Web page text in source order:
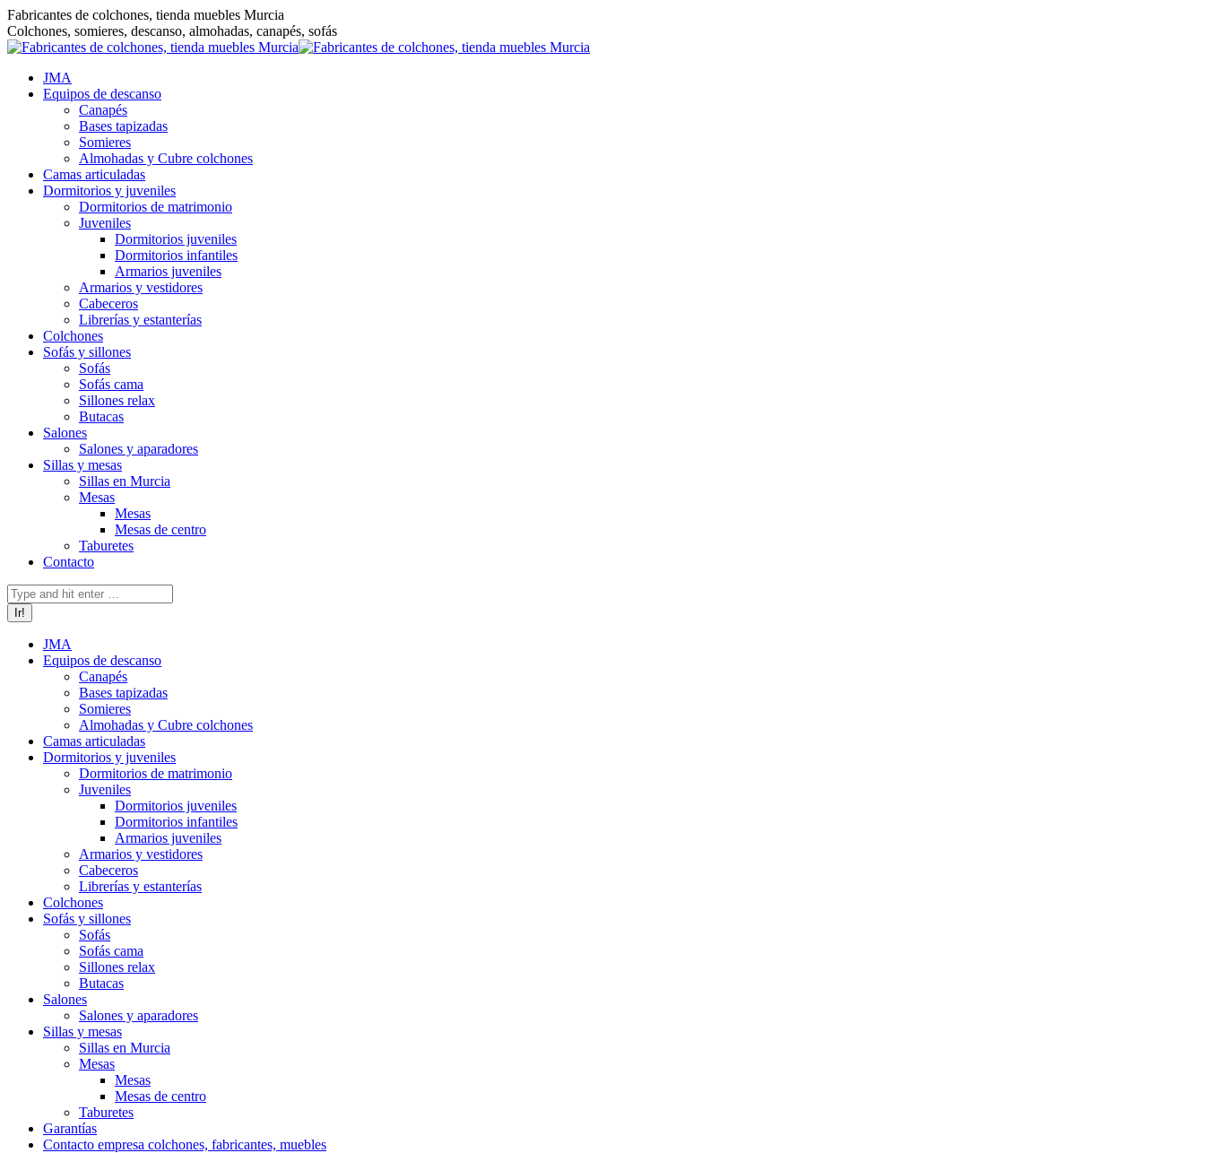
Saltar
al
contenido
Fabricantes de colchones, tienda muebles Murcia
Colchones, somieres, descanso, almohadas, canapés, sofás
JMA
Equipos de descanso
Canapés
Bases tapizadas
Somieres
Almohadas y Cubre colchones
Camas articuladas
Dormitorios y juveniles
Dormitorios de matrimonio
Juveniles
Dormitorios juveniles
Dormitorios infantiles
Armarios juveniles
Armarios y vestidores
Cabeceros
Librerías y estanterías
Colchones
Sofás y sillones
Sofás
Sofás cama
Sillones relax
Butacas
Salones
Salones y aparadores
Sillas y mesas
Sillas en Murcia
Mesas
Mesas
Mesas de centro
Taburetes
Contacto
Buscar:
JMA
Equipos de descanso
Canapés
Bases tapizadas
Somieres
Almohadas y Cubre colchones
Camas articuladas
Dormitorios y juveniles
Dormitorios de matrimonio
Juveniles
Dormitorios juveniles
Dormitorios infantiles
Armarios juveniles
Armarios y vestidores
Cabeceros
Librerías y estanterías
Colchones
Sofás y sillones
Sofás
Sofás cama
Sillones relax
Butacas
Salones
Salones y aparadores
Sillas y mesas
Sillas en Murcia
Mesas
Mesas
Mesas de centro
Taburetes
Garantías
Contacto empresa colchones, fabricantes, muebles